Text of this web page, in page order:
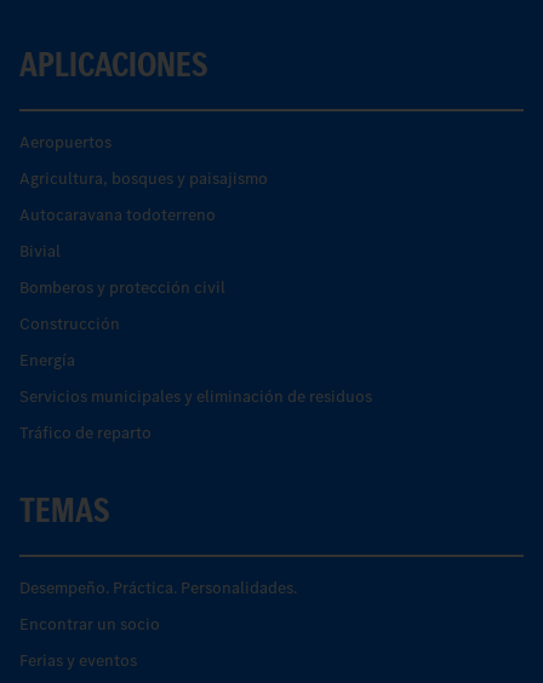
APLICACIONES
Aeropuertos
Agricultura, bosques y paisajismo
Autocaravana todoterreno
Bivial
Bomberos y protección civil
Construcción
Energía
Servicios municipales y eliminación de residuos
Tráfico de reparto
TEMAS
Desempeño. Práctica. Personalidades.
Encontrar un socio
Ferias y eventos